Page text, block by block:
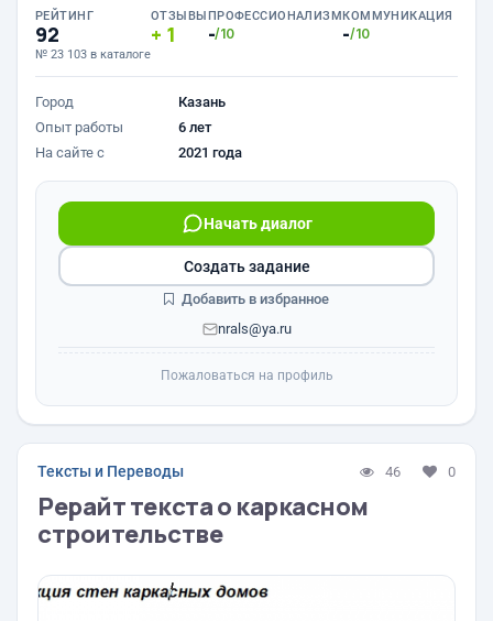
РЕЙТИНГ
92
№ 23 103 в каталоге
ОТЗЫВЫ
1
ПРОФЕССИОНАЛИЗМ
-/10
КОММУНИКАЦИЯ
-/10
Город
Казань
Опыт работы
6 лет
На сайте с
2021 года
Начать диалог
nrals@ya.ru
Создать задание
Добавить в избранное
Пожаловаться на профиль
Тексты и Переводы 46 0
Рерайт текста о каркасном
строительстве